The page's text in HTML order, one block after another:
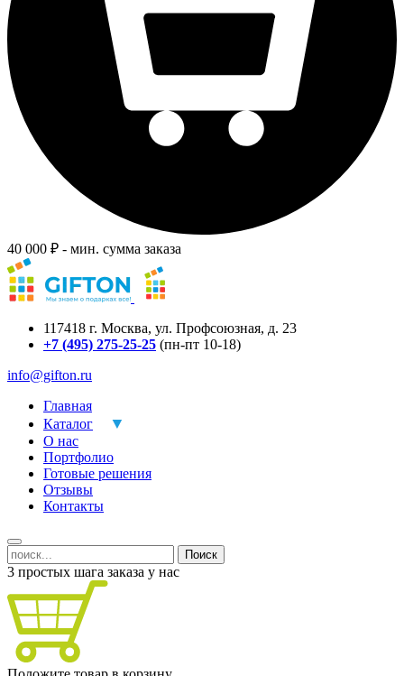
40 000 ₽ - мин. сумма заказа
117418 г. Москва, ул. Профсоюзная, д. 23
+7 (495) 275-25-25 (пн-пт 10-18)
info@gifton.ru
Главная
Каталог
О нас
Портфолио
Готовые решения
Отзывы
Контакты
Поиск
3 простых шага заказа у нас